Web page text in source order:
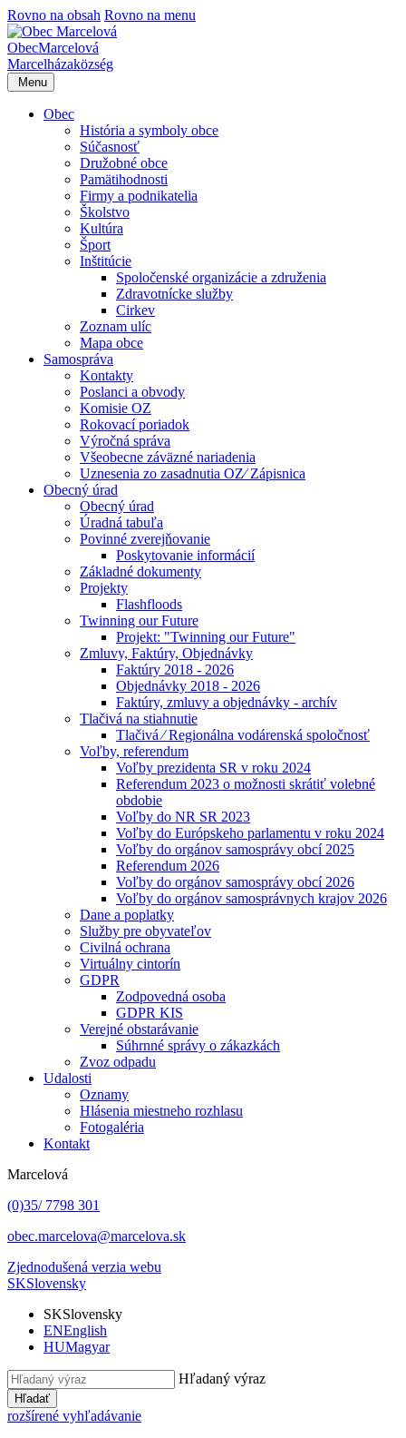
Rovno na obsah Rovno na menu
ObecMarcelová
Marcelházaközség
Menu
Obec
História a symboly obce
Súčasnosť
Družobné obce
Pamätihodnosti
Firmy a podnikatelia
Školstvo
Kultúra
Šport
Inštitúcie
Spoločenské organizácie a združenia
Zdravotnícke služby
Cirkev
Zoznam ulíc
Mapa obce
Samospráva
Kontakty
Poslanci a obvody
Komisie OZ
Rokovací poriadok
Výročná správa
Všeobecne záväzné nariadenia
Uznesenia zo zasadnutia OZ⁄ Zápisnica
Obecný úrad
Obecný úrad
Úradná tabuľa
Povinné zverejňovanie
Poskytovanie informácií
Základné dokumenty
Projekty
Flashfloods
Twinning our Future
Projekt: "Twinning our Future"
Zmluvy, Faktúry, Objednávky
Faktúry 2018 - 2026
Objednávky 2018 - 2026
Faktúry, zmluvy a objednávky - archív
Tlačivá na stiahnutie
Tlačivá ⁄ Regionálna vodárenská spoločnosť
Voľby, referendum
Voľby prezidenta SR v roku 2024
Referendum 2023 o možnosti skrátiť volebné
obdobie
Voľby do NR SR 2023
Voľby do Európskeho parlamentu v roku 2024
Voľby do orgánov samosprávy obcí 2025
Referendum 2026
Voľby do orgánov samosprávy obcí 2026
Voľby do orgánov samosprávnych krajov 2026
Dane a poplatky
Služby pre obyvateľov
Civilná ochrana
Virtuálny cintorín
GDPR
Zodpovedná osoba
GDPR KIS
Verejné obstarávanie
Súhrnné správy o zákazkách
Zvoz odpadu
Udalosti
Oznamy
Hlásenia miestneho rozhlasu
Fotogaléria
Kontakt
Marcelová
(0)35/ 7798 301
obec.marcelova@marcelova.sk
Zjednodušená verzia webu
SKSlovensky
SKSlovensky
ENEnglish
HUMagyar
Hľadaný výraz
Hľadať
rozšírené vyhľadávanie